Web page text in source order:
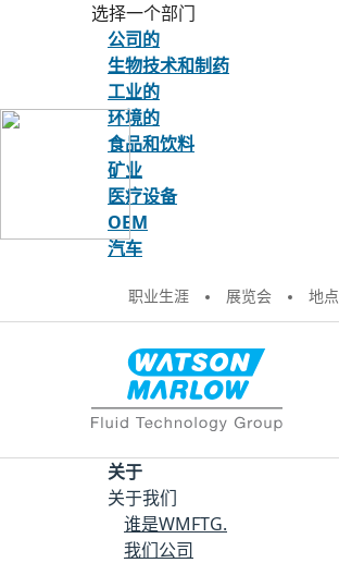
选择一个部门
公司的
生物技术和制药
工业的
环境的
食品和饮料
矿业
医疗设备
OEM
汽车
职业生涯 展览会 地点
英国
美国
Belgić（Nederlands）
关于
关于我们
谁是WMFTG.
我们公司